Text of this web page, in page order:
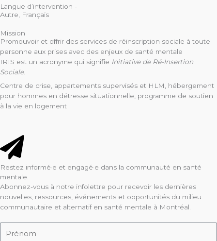
Langue d’intervention -
Autre
Français
Mission
Promouvoir et offrir des services de réinscription sociale à toute
personne aux prises avec des enjeux de santé mentale
IRIS est un acronyme qui signifie Initiative de Ré-Insertion
Sociale.
Centre de crise, appartements supervisés et HLM, hébergement
pour hommes en détresse situationnelle, programme de soutien
à la vie en logement
Restez informé·e et engagé·e dans la communauté en santé
mentale.
Abonnez-vous à notre infolettre pour recevoir les dernières
nouvelles, ressources, événements et opportunités du milieu
communautaire et alternatif en santé mentale à Montréal.